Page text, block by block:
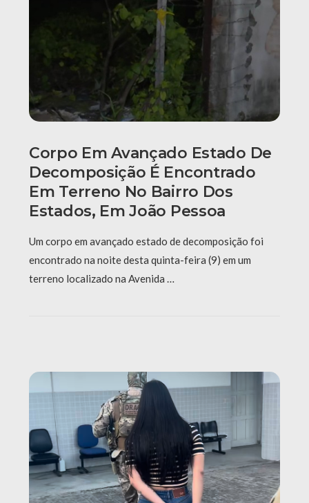
Corpo Em Avançado Estado De
Decomposição É Encontrado
Em Terreno No Bairro Dos
Estados, Em João Pessoa
Um corpo em avançado estado de decomposição foi
encontrado na noite desta quinta-feira (9) em um
terreno localizado na Avenida …